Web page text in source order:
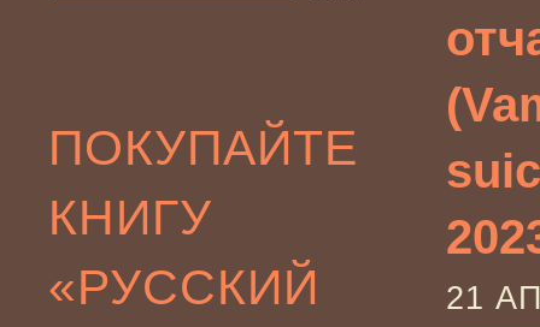
ПОКУПАЙТЕ
КНИГУ
«РУССКИЙ
21